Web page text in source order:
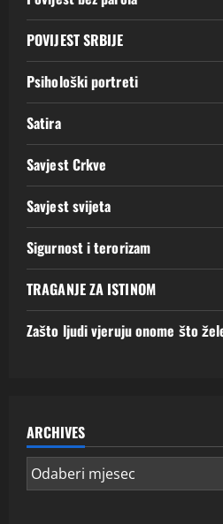
POVIJEST SRBIJE
Psihološki portreti
Satira
Savjest Crkve
Savjest svijeta
Sigurnost i terorizam
TRAGANJE ZA ISTINOM
Zašto ljudi vjeruju onome što
ARCHIVES